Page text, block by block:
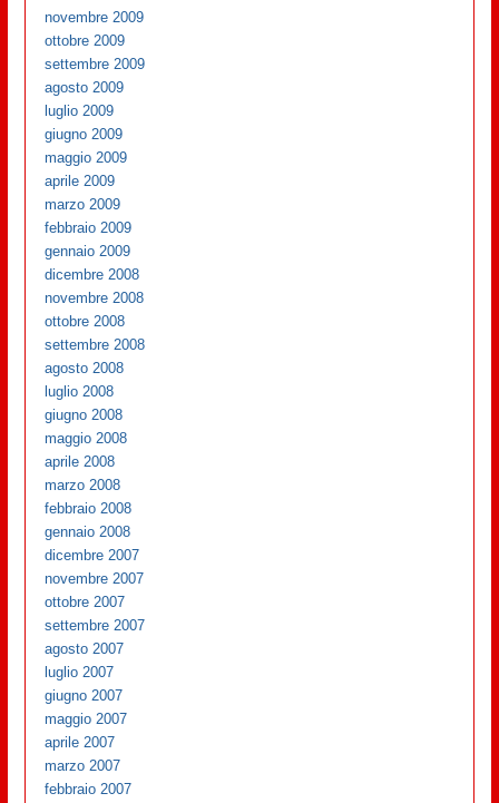
novembre 2009
ottobre 2009
settembre 2009
agosto 2009
luglio 2009
giugno 2009
maggio 2009
aprile 2009
marzo 2009
febbraio 2009
gennaio 2009
dicembre 2008
novembre 2008
ottobre 2008
settembre 2008
agosto 2008
luglio 2008
giugno 2008
maggio 2008
aprile 2008
marzo 2008
febbraio 2008
gennaio 2008
dicembre 2007
novembre 2007
ottobre 2007
settembre 2007
agosto 2007
luglio 2007
giugno 2007
maggio 2007
aprile 2007
marzo 2007
febbraio 2007